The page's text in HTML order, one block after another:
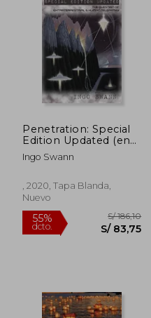
dcto.
Penetration: Special
Edition Updated (en
Inglés)
Ingo Swann
, 2020, Tapa Blanda,
Nuevo